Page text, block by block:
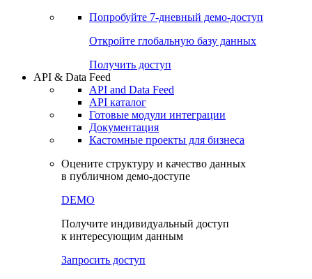
Попробуйте 7-дневный демо-доступ
Откройте глобальную базу данных
Получить доступ
API & Data Feed
API and Data Feed
API каталог
Готовые модули интеграции
Документация
Кастомные проекты для бизнеса
Оцените структуру и качество данных
в публичном демо-доступе
DEMO
Получите индивидуальный доступ
к интересующим данным
Запросить доступ